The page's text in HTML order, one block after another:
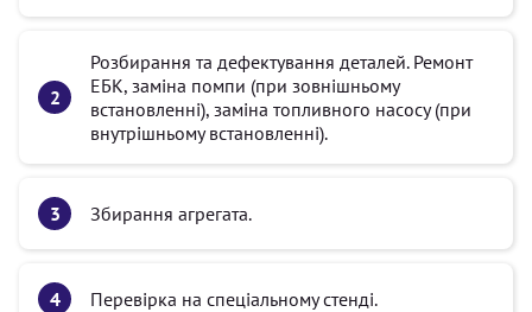
Розбирання та дефектування деталей. Ремонт
ЕБК, заміна помпи (при зовнішньому
встановленні), заміна топливного насосу (при
внутрішньому встановленні).
Збирання агрегата.
Перевірка на спеціальному стенді.